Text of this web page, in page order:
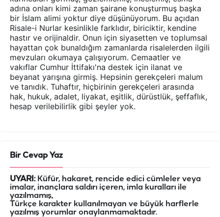
adına onları kimi zaman şairane konuşturmuş başka
bir İslam alimi yoktur diye düşünüyorum. Bu açıdan
Risale-i Nurlar kesinlikle farklıdır, biriciktir, kendine
hastır ve orijinaldir. Onun için siyasetten ve toplumsal
hayattan çok bunaldığım zamanlarda risalelerden ilgili
mevzuları okumaya çalışıyorum. Cemaatler ve
vakıflar Cumhur İttifakı'na destek için ilanat ve
beyanat yarışına girmiş. Hepsinin gerekçeleri malum
ve tanıdık. Tuhaftır, hiçbirinin gerekçeleri arasında
hak, hukuk, adalet, liyakat, eşitlik, dürüstlük, şeffaflık,
hesap verilebilirlik gibi şeyler yok.
Bir Cevap Yaz
UYARI:Küfür, hakaret, rencide edici cümleler veya
imalar, inançlara saldırı içeren, imla kuralları ile
yazılmamış,
Türkçe karakter kullanılmayan ve büyük harflerle
yazılmış yorumlar onaylanmamaktadır.